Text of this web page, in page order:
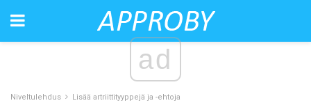
ad
Niveltulehdus Lisää artriittityyppejä ja -ehtoja